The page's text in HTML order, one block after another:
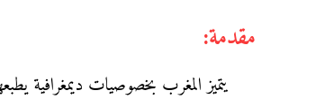
مقدمة:
يتميز المغرب بخصوصيات ديمغرافية